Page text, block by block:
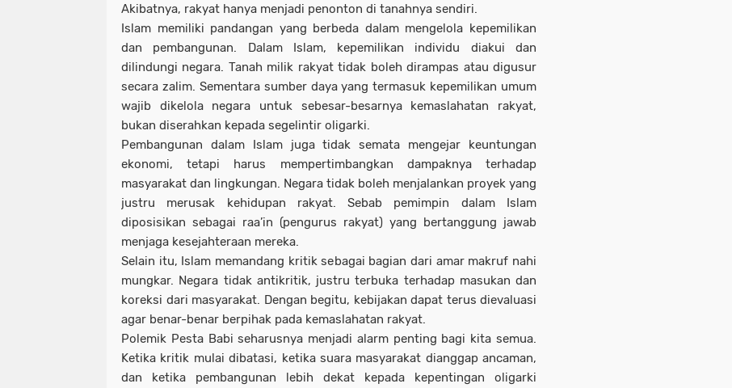
Akibatnya, rakyat hanya menjadi penonton di tanahnya sendiri.
Islam memiliki pandangan yang berbeda dalam mengelola kepemilikan
dan pembangunan. Dalam Islam, kepemilikan individu diakui dan
dilindungi negara. Tanah milik rakyat tidak boleh dirampas atau digusur
secara zalim. Sementara sumber daya yang termasuk kepemilikan umum
wajib dikelola negara untuk sebesar-besarnya kemaslahatan rakyat,
bukan diserahkan kepada segelintir oligarki.
Pembangunan dalam Islam juga tidak semata mengejar keuntungan
ekonomi, tetapi harus mempertimbangkan dampaknya terhadap
masyarakat dan lingkungan. Negara tidak boleh menjalankan proyek yang
justru merusak kehidupan rakyat. Sebab pemimpin dalam Islam
diposisikan sebagai raa’in (pengurus rakyat) yang bertanggung jawab
menjaga kesejahteraan mereka.
Selain itu, Islam memandang kritik sebagai bagian dari amar makruf nahi
mungkar. Negara tidak antikritik, justru terbuka terhadap masukan dan
koreksi dari masyarakat. Dengan begitu, kebijakan dapat terus dievaluasi
agar benar-benar berpihak pada kemaslahatan rakyat.
Polemik Pesta Babi seharusnya menjadi alarm penting bagi kita semua.
Ketika kritik mulai dibatasi, ketika suara masyarakat dianggap ancaman,
dan ketika pembangunan lebih dekat kepada kepentingan oligarki